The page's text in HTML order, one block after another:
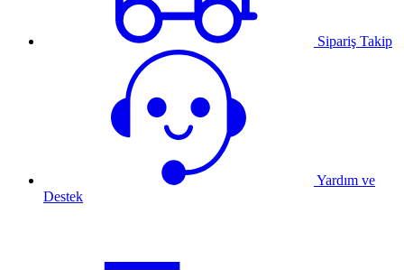
Sipariş Takip
Yardım ve
Destek